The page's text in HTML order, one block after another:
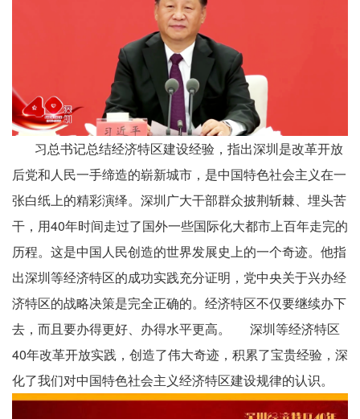
习总书记总结经济特区建设经验，指出深圳是改革开放
后党和人民一手缔造的崭新城市，是中国特色社会主义在一
张白纸上的精彩演绎。深圳广大干部群众披荆斩棘、埋头苦
干，用40年时间走过了国外一些国际化大都市上百年走完的
历程。这是中国人民创造的世界发展史上的一个奇迹。他指
出深圳等经济特区的成功实践充分证明，党中央关于兴办经
济特区的战略决策是完全正确的。经济特区不仅要继续办下
去，而且要办得更好、办得水平更高。 深圳等经济特区
40年改革开放实践，创造了伟大奇迹，积累了宝贵经验，深
化了我们对中国特色社会主义经济特区建设规律的认识。